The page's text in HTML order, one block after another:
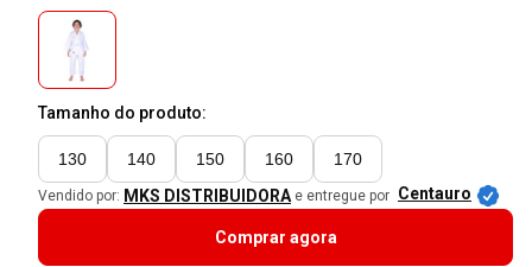
Tamanho do produto:
130 140 150 160 170
Vendido por: MKS DISTRIBUIDORA e entregue por Centauro
Comprar agora